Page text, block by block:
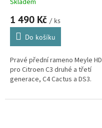
Skladem
1 490 Kč / ks
Do košíku
Pravé přední rameno Meyle HD
pro Citroen C3 druhé a třetí
generace, C4 Cactus a DS3.